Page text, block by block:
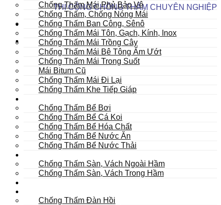
THI CÔNG CHỐNG THẤM CHUYÊN NGHIỆP
Chống Thấm Mái Phủ Bảo Vệ
Chống Thấm, Chống Nóng Mái
Chống Thấm Ban Công, Sênô
Chống Thấm Mái Tôn, Gạch, Kính, Inox
Chống Thấm Mái Trồng Cây
Chống Thấm Mái Bê Tông Ẩm Ướt
Chống Thấm Mái Trong Suốt
Mái Bitum Cũ
Chống Thấm Mái Đi Lại
Chống Thấm Khe Tiếp Giáp
Chống Thấm Bể Bơi
Chống Thấm Bể Cá Koi
Chống Thấm Bể Hóa Chất
Chống Thấm Bể Nước Ăn
Chống Thấm Bể Nước Thải
Chống Thấm Sàn, Vách Ngoài Hầm
Chống Thấm Sàn, Vách Trong Hầm
Chống Thấm Đàn Hồi